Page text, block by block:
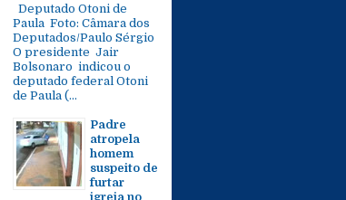
Deputado Otoni de
Paula Foto: Câmara dos
Deputados/Paulo Sérgio
O presidente Jair
Bolsonaro indicou o
deputado federal Otoni
de Paula (...
Padre
atropela
homem
suspeito de
furtar
igreja no